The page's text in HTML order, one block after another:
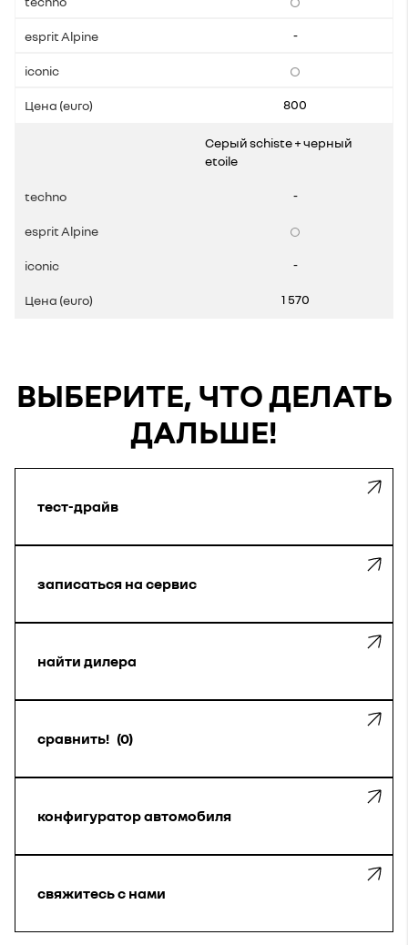
-
800
Cерый schiste + черный
etoile
-
-
1 570
ВЫБЕРИТЕ, ЧТО ДЕЛАТЬ
ДАЛЬШЕ!
тест-драйв
записаться на сервис
найти дилера
сравнить! 0
конфигуратор автомобиля
свяжитесь с нами